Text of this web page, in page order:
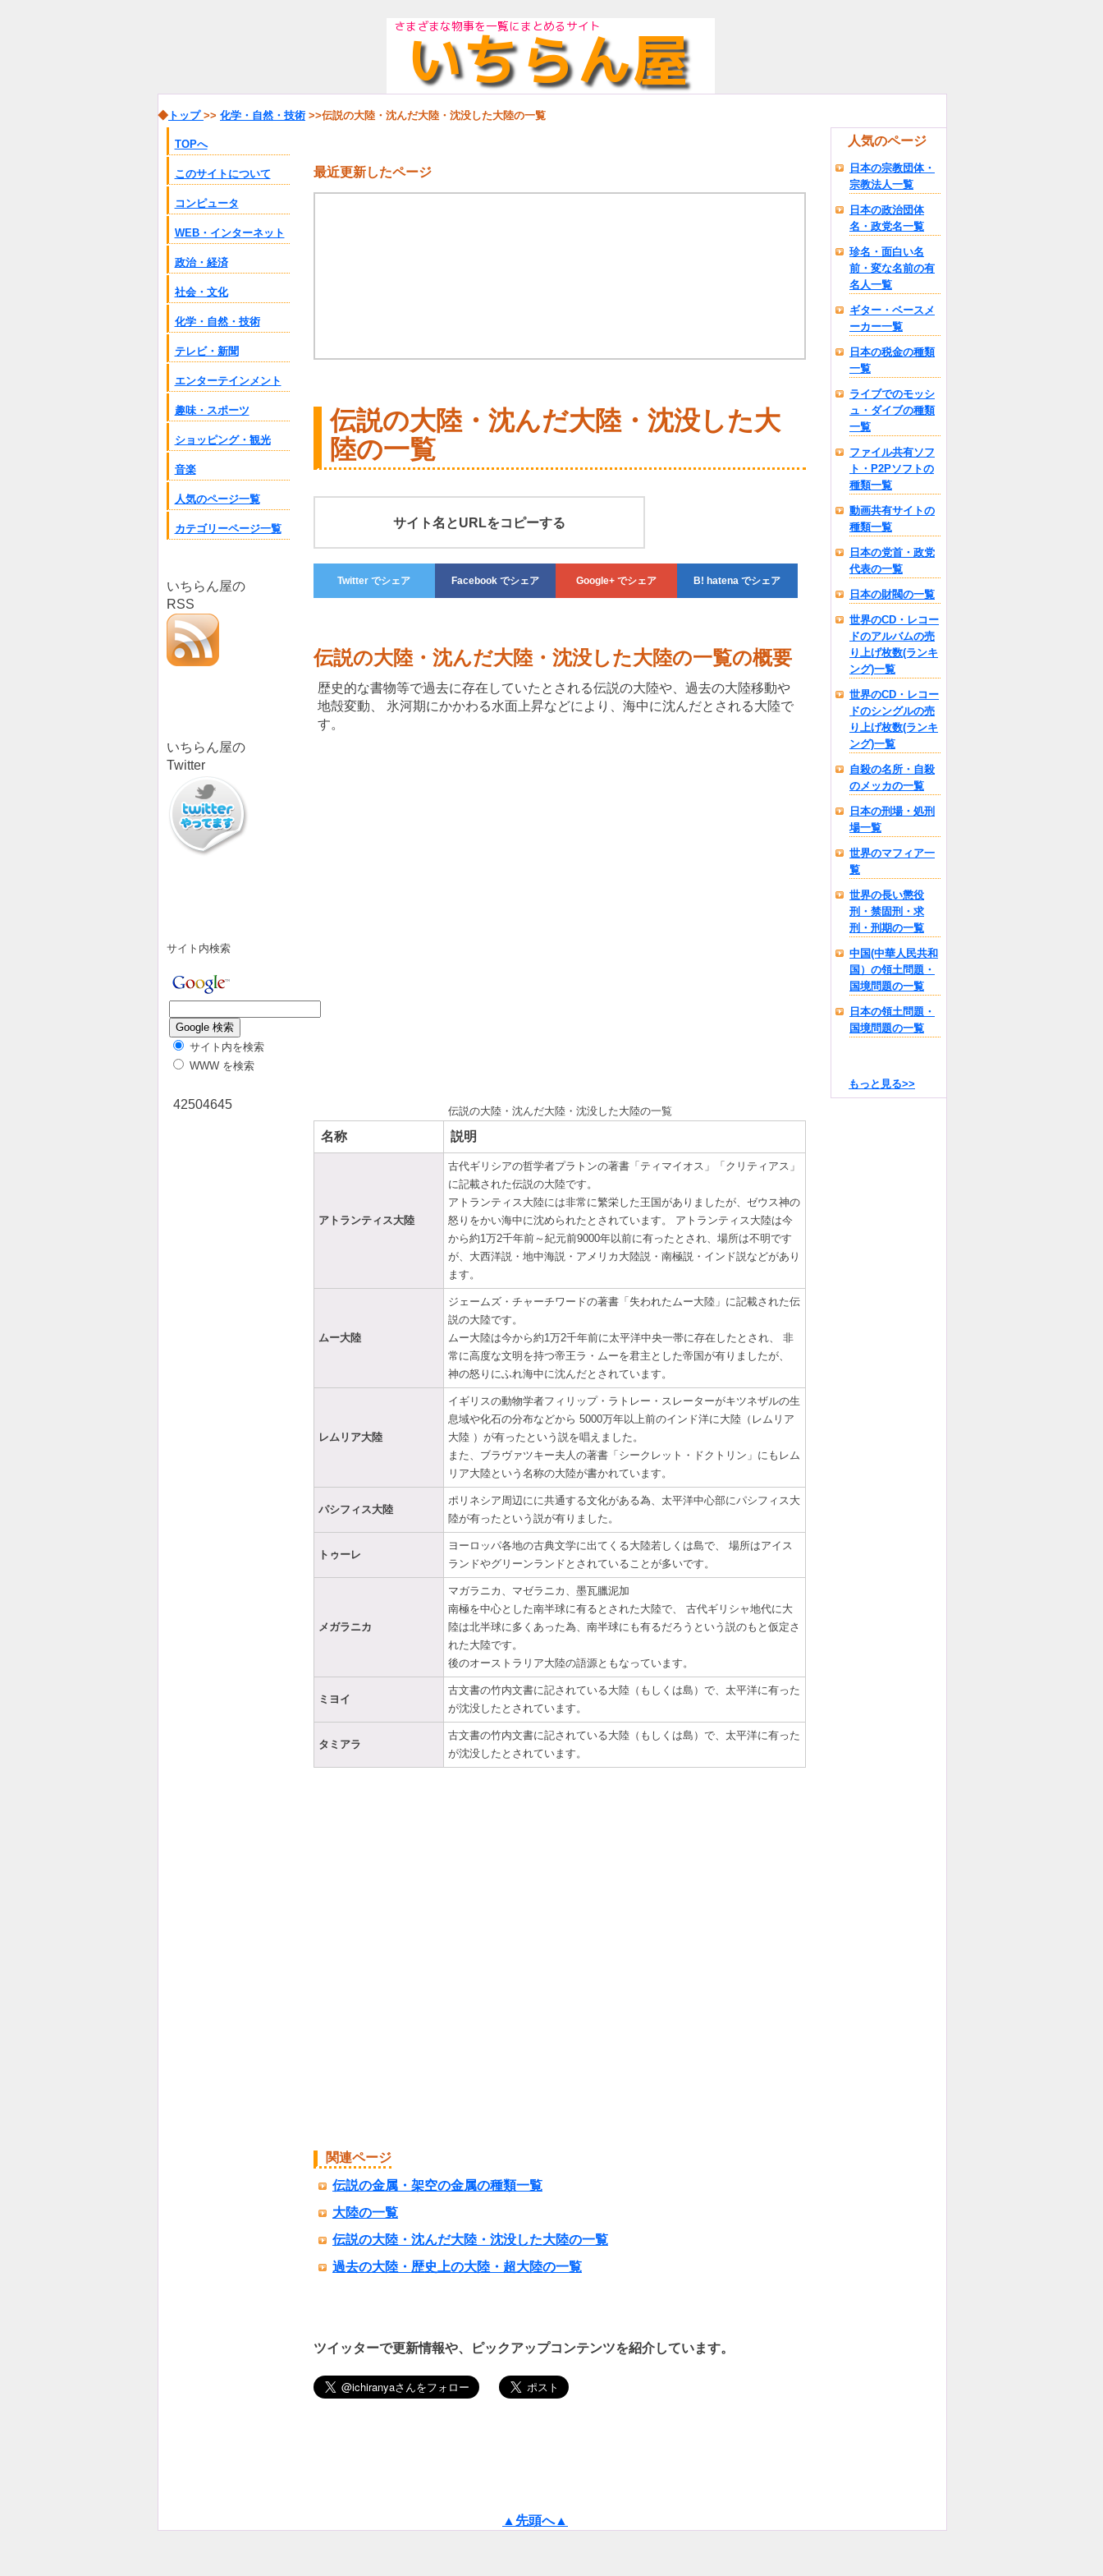
人気のページ
日本の宗教団体・
宗教法人一覧
日本の政治団体
名・政党名一覧
珍名・面白い名
前・変な名前の有
名人一覧
ギター・ベースメ
ーカー一覧
日本の税金の種類
一覧
ライブでのモッシ
ュ・ダイブの種類
一覧
ファイル共有ソフ
ト・P2Pソフトの
種類一覧
動画共有サイトの
種類一覧
日本の党首・政党
代表の一覧
日本の財閥の一覧
世界のCD・レコー
ドのアルバムの売
り上げ枚数(ランキ
ング)一覧
世界のCD・レコー
ドのシングルの売
り上げ枚数(ランキ
ング)一覧
自殺の名所・自殺
のメッカの一覧
日本の刑場・処刑
場一覧
世界のマフィア一
覧
世界の長い懲役
刑・禁固刑・求
刑・刑期の一覧
中国(中華人民共和
国）の領土問題・
国境問題の一覧
日本の領土問題・
国境問題の一覧
もっと見る>>
最近更新したページ
伝説の大陸・沈んだ大陸・沈没した大
陸の一覧
サイト名とURLをコピーする
Twitter でシェア Facebookでシェア Google+でシェア hatena でシェア
伝説の大陸・沈んだ大陸・沈没した大陸の一覧の概要
歴史的な書物等で過去に存在していたとされる伝説の大陸や、過去の大陸移動や
地殻変動、 氷河期にかかわる水面上昇などにより、海中に沈んだとされる大陸で
す。
伝説の大陸・沈んだ大陸・沈没した大陸の一覧
名称 説明
アトランティス大陸
古代ギリシアの哲学者プラトンの著書「ティマイオス」「クリティアス」
に記載された伝説の大陸です。
アトランティス大陸には非常に繁栄した王国がありましたが、ゼウス神の
怒りをかい海中に沈められたとされています。 アトランティス大陸は今
から約1万2千年前～紀元前9000年以前に有ったとされ、場所は不明です
が、大西洋説・地中海説・アメリカ大陸説・南極説・インド説などがあり
ます。
ムー大陸
ジェームズ・チャーチワードの著書「失われたムー大陸」に記載された伝
説の大陸です。
ムー大陸は今から約1万2千年前に太平洋中央一帯に存在したとされ、 非
常に高度な文明を持つ帝王ラ・ムーを君主とした帝国が有りましたが、
神の怒りにふれ海中に沈んだとされています。
レムリア大陸
イギリスの動物学者フィリップ・ラトレー・スレーターがキツネザルの生
息域や化石の分布などから 5000万年以上前のインド洋に大陸（レムリア
大陸 ）が有ったという説を唱えました。
また、ブラヴァツキー夫人の著書「シークレット・ドクトリン」にもレム
リア大陸という名称の大陸が書かれています。
パシフィス大陸
ポリネシア周辺にに共通する文化がある為、太平洋中心部にパシフィス大
陸が有ったという説が有りました。
トゥーレ
ヨーロッパ各地の古典文学に出てくる大陸若しくは島で、 場所はアイス
ランドやグリーンランドとされていることが多いです。
メガラニカ
マガラニカ、マゼラニカ、墨瓦臘泥加
南極を中心とした南半球に有るとされた大陸で、 古代ギリシャ地代に大
陸は北半球に多くあった為、南半球にも有るだろうという説のもと仮定さ
れた大陸です。
後のオーストラリア大陸の語源ともなっています。
ミヨイ
古文書の竹内文書に記されている大陸（もしくは島）で、太平洋に有った
が沈没したとされています。
タミアラ
古文書の竹内文書に記されている大陸（もしくは島）で、太平洋に有った
が沈没したとされています。
関連ページ
伝説の金属・架空の金属の種類一覧
大陸の一覧
伝説の大陸・沈んだ大陸・沈没した大陸の一覧
過去の大陸・歴史上の大陸・超大陸の一覧
ツイッターで更新情報や、ピックアップコンテンツを紹介しています。
▲先頭へ▲
TOPへ
このサイトについて
コンピュータ
WEB・インターネット
政治・経済
社会・文化
化学・自然・技術
テレビ・新聞
エンターテインメント
趣味・スポーツ
ショッピング・観光
音楽
人気のページ一覧
カテゴリーページ一覧
いちらん屋の
RSS
いちらん屋の
Twitter
サイト内検索
サイト内を検索
WWW を検索
42504645
◆ トップ >> 化学・自然・技術 >>伝説の大陸・沈んだ大陸・沈没した大陸の一覧